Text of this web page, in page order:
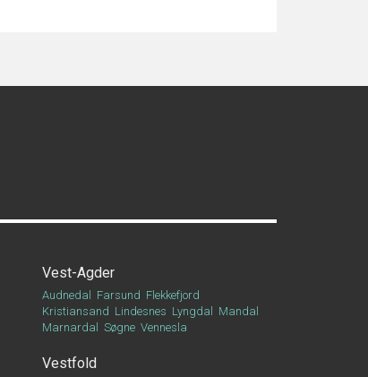
Vest-Agder
Audnedal Farsund Flekkefjord
Kristiansand Lindesnes Lyngdal
Mandal
Marnardal
Søgne Vennesla
Vestfold